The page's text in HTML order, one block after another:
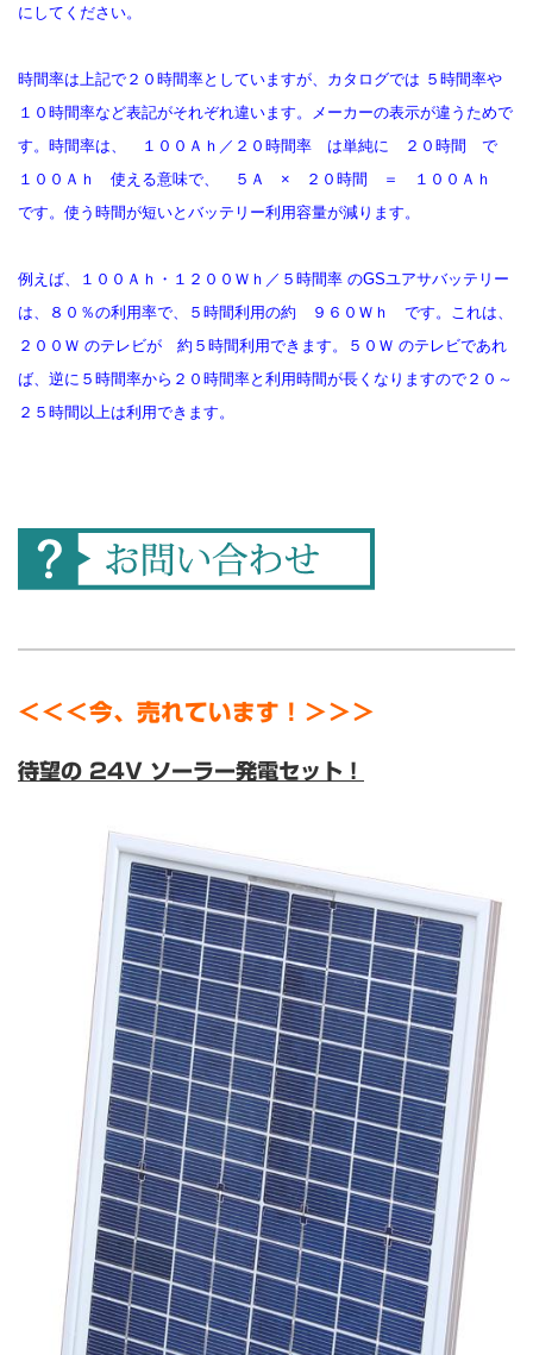
にしてください。
時間率は上記で２０時間率としていますが、カタログでは ５時間率や
１０時間率など表記がそれぞれ違います。メーカーの表示が違うためで
す。時間率は、 １００Ａｈ／２０時間率 は単純に ２０時間 で
１００Ａｈ 使える意味で、 ５Ａ × ２０時間 ＝ １００Ａｈ
です。使う時間が短いとバッテリー利用容量が減ります。
例えば、１００Ａｈ・１２００Ｗｈ／５時間率 のGSユアサバッテリー
は、８０％の利用率で、５時間利用の約 ９６０Ｗｈ です。これは、
２００Ｗ のテレビが 約５時間利用できます。５０Ｗ のテレビであれ
ば、逆に５時間率から２０時間率と利用時間が長くなりますので２０～
２５時間以上は利用できます。
＜＜＜今、売れています！＞＞＞
待望の 24V ソーラー発電セット！